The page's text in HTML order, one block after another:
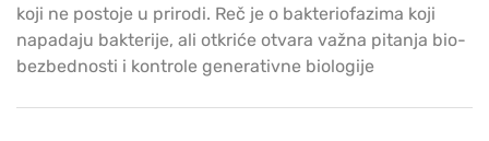
koji ne postoje u prirodi. Reč je o bakteriofazima koji
napadaju bakterije, ali otkriće otvara važna pitanja bio-
bezbednosti i kontrole generativne biologije